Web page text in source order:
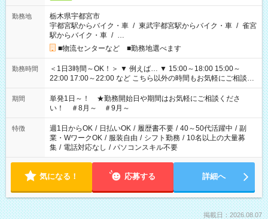
勤務地
栃木県宇都宮市
宇都宮駅からバイク・車 / 東武宇都宮駅からバイク・車 / 雀宮
駅からバイク・車 / …
■物流センターなど ■勤務地選べます
勤務時間
＜1日3時間～OK！＞ ▼ 例えば… ▼ 15:00～18:00 15:00～
22:00 17:00～22:00 など こちら以外の時間もお気軽にご相談く
ださい！
期間
単発1日～！ ★勤務開始日や期間はお気軽にご相談くださ
い！ ＃8月～ ＃9月～
特徴 週1日からOK / 日払いOK / 履歴書不要 / 40～50代活躍中 / 副
業・WワークOK / 服装自由 / シフト勤務 / 10名以上の大量募
集 / 電話対応なし / パソコンスキル不要
気になる！ 応募する 詳細へ
掲載日：2026.08.07